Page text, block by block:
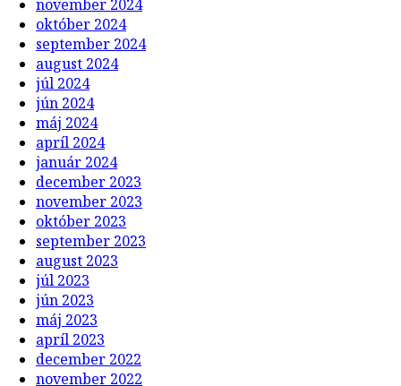
november 2024
október 2024
september 2024
august 2024
júl 2024
jún 2024
máj 2024
apríl 2024
január 2024
december 2023
november 2023
október 2023
september 2023
august 2023
júl 2023
jún 2023
máj 2023
apríl 2023
december 2022
november 2022